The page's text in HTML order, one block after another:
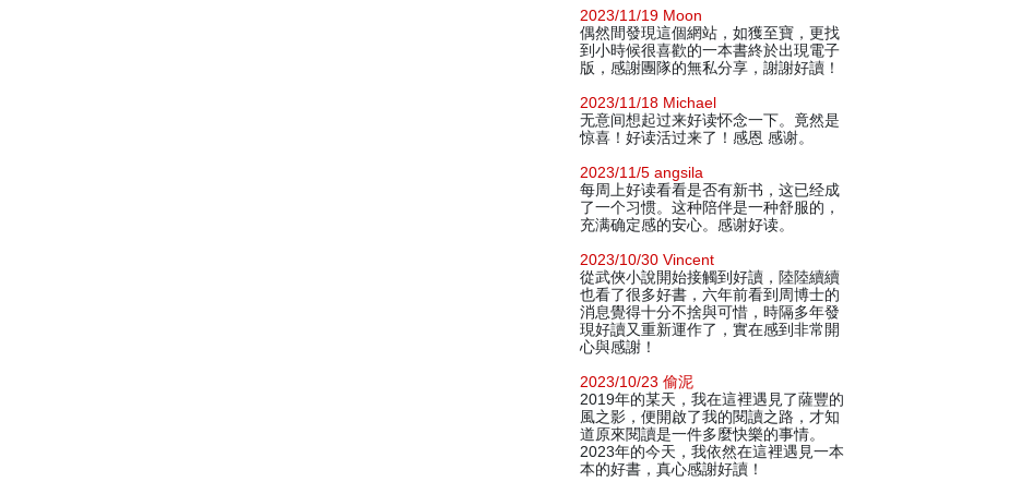
2023/11/19 Moon
偶然間發現這個網站，如獲至寶，更找
到小時候很喜歡的一本書終於出現電子
版，感謝團隊的無私分享，謝謝好讀！
2023/11/18 Michael
无意间想起过来好读怀念一下。竟然是
惊喜！好读活过来了！感恩 感谢。
2023/11/5 angsila
每周上好读看看是否有新书，这已经成
了一个习惯。这种陪伴是一种舒服的，
充满确定感的安心。感谢好读。
2023/10/30 Vincent
從武俠小說開始接觸到好讀，陸陸續續
也看了很多好書，六年前看到周博士的
消息覺得十分不捨與可惜，時隔多年發
現好讀又重新運作了，實在感到非常開
心與感謝！
2023/10/23 偷泥
2019年的某天，我在這裡遇見了薩豐的
風之影，便開啟了我的閱讀之路，才知
道原來閱讀是一件多麼快樂的事情。
2023年的今天，我依然在這裡遇見一本
本的好書，真心感謝好讀！